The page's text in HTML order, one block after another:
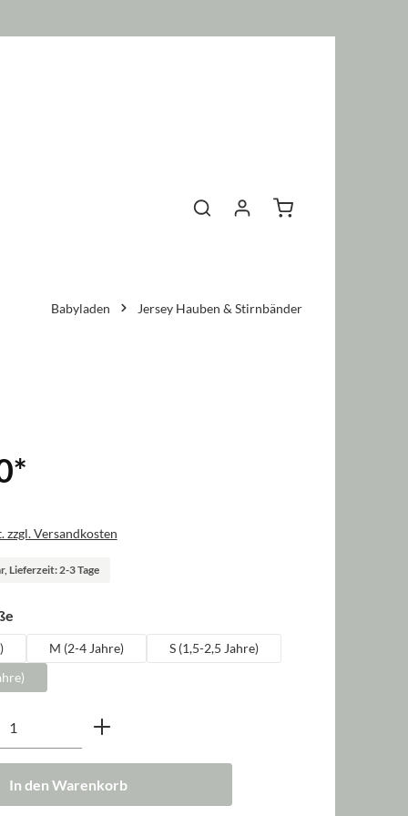
Warenkorb enthält 0
Babyladen Jersey Hauben & Stirnbänder
*
zzgl. Versandkosten
Lieferzeit: 2-3 Tage
auswählen
M (2-4 Jahre)
S (1,5-2,5 Jahre)
Gib den gewünschten Wert ein
In den Warenkorb